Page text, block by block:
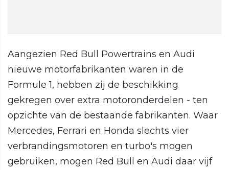
Aangezien Red Bull Powertrains en Audi
nieuwe motorfabrikanten waren in de
Formule 1, hebben zij de beschikking
gekregen over extra motoronderdelen - ten
opzichte van de bestaande fabrikanten. Waar
Mercedes, Ferrari en Honda slechts vier
verbrandingsmotoren en turbo's mogen
gebruiken, mogen Red Bull en Audi daar vijf